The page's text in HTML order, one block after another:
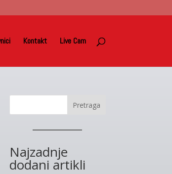
Kontakt Live Cam
Pretraga
Najzadnje
dodani artikli